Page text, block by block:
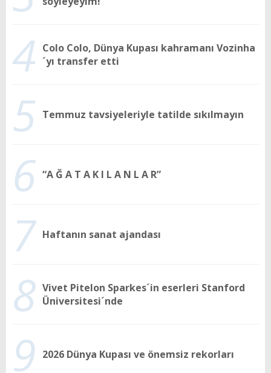
4 Colo Colo, Dünya Kupası kahramanı Vozinha
´yı transfer etti
5 Temmuz tavsiyeleriyle tatilde sıkılmayın
6 “A Ğ A T A K I L A N L A R”
7 Haftanın sanat ajandası
8 Vivet Pitelon Sparkes´in eserleri Stanford
Üniversitesi´nde
9 2026 Dünya Kupası ve önemsiz rekorları